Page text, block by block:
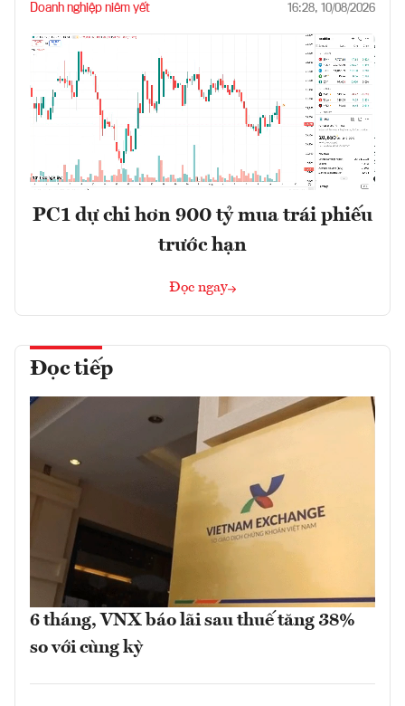
Doanh nghiệp niêm yết 16:28, 10/08/2026
PC1 dự chi hơn 900 tỷ mua trái phiếu
trước hạn
Đọc ngay
Đọc tiếp
6 tháng, VNX báo lãi sau thuế tăng 38%
so với cùng kỳ